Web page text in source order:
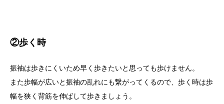
②歩く時
振袖は歩きにくいため早く歩きたいと思っても歩けません。
また歩幅が広いと振袖の乱れにも繋がってくるので、歩く時は歩
幅を狭く背筋を伸ばして歩きましょう。